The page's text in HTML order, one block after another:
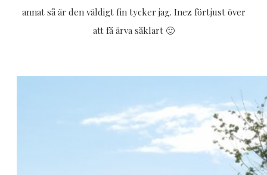
annat så är den väldigt fin tycker jag. Inez förtjust över
att få ärva såklart 🙂